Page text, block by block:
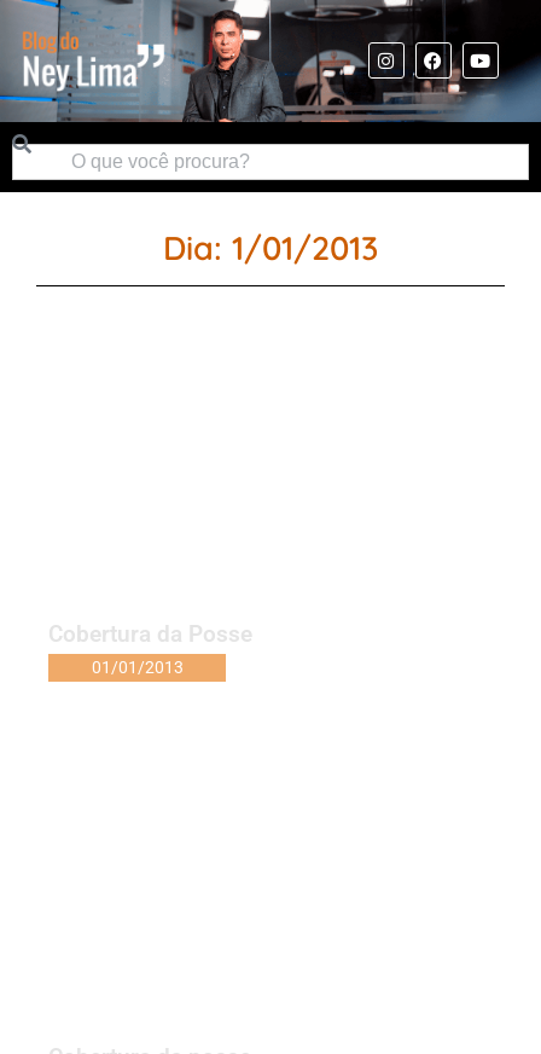
Dia: 1/01/2013
Cobertura da Posse
01/01/2013